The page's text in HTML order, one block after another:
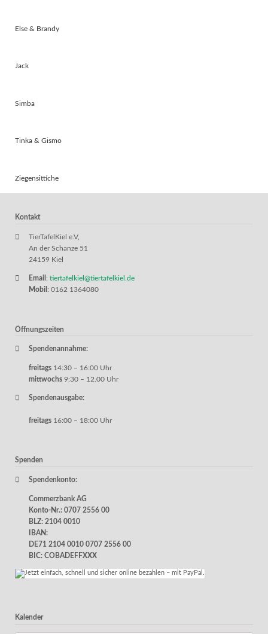
Else & Brandy
Jack
Simba
Tinka & Gismo
Ziegensittiche
Kontakt
TierTafelKiel e.V,
An der Schanze 51
24159 Kiel
Email : tiertafelkiel@tiertafelkiel.de
Mobil : 0162 1364080
Öffnungszeiten
Spendenannahme:
freitags 14:30 – 16:00 Uhr
mittwochs 9:30 – 12.00 Uhr
Spendenausgabe:
freitags 16:00 – 18:00 Uhr
Spenden
Spendenkonto:
Commerzbank AG
Konto-Nr.: 0707 2556 00
BLZ: 2104 0010
IBAN:
DE71 2104 0010 0707 2556 00
BIC: COBADEFFXXX
Kalender